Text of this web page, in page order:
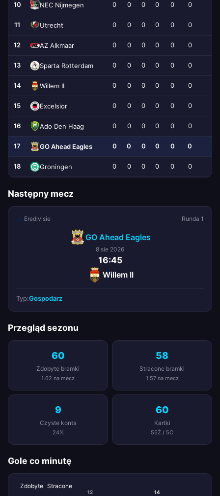
10 NEC Nijmegen 0 0 0 0 0 0
11 Utrecht 0 0 0 0 0 0
12 AZ Alkmaar 0 0 0 0 0 0
13 Sparta Rotterdam 0 0 0 0 0 0
14 Willem II 0 0 0 0 0 0
15 Excelsior 0 0 0 0 0 0
16 Ado Den Haag 0 0 0 0 0 0
17 GO Ahead Eagles 0 0 0 0 0 0
18 Groningen 0 0 0 0 0 0
Następny mecz
Eredivisie Runda 1
GO Ahead Eagles
8 sie 2026
16:45
Willem II
Typ:Gospodarz
Przegląd sezonu
60
Zdobyte bramki
1.62 na mecz
58
Stracone bramki
1.57 na mecz
9
Czyste konta
24%
60
Kartki
55Ż / 5C
Gole co minutę
Zdobyte Stracone
12
14